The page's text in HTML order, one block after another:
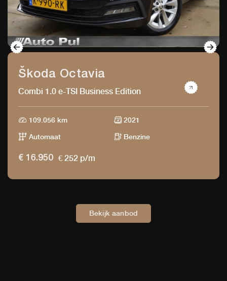
Škoda Octavia
Combi 1.0 e-TSI Business Edition
109.056 km 2021
Automaat Benzine
€ 16.950 € 252 p/m
Bekijk aanbod